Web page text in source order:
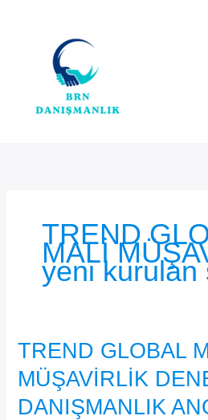
TREND
MALİ
yeni kurulan
TREND GLOBAL
MÜŞAVİRLİK
DANIŞMANLIK